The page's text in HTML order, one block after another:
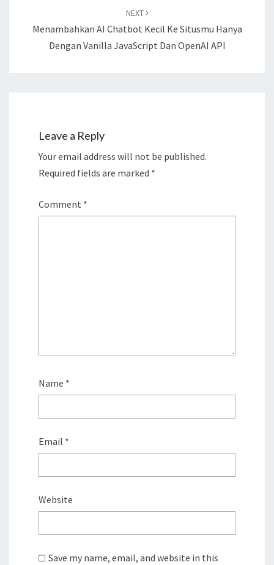
NEXT
Menambahkan AI Chatbot Kecil Ke Situsmu Hanya
Dengan Vanilla JavaScript Dan OpenAI API
Leave a Reply
Your email address will not be published.
Required fields are marked *
Comment *
Name *
Email *
Website
Save my name, email, and website in this